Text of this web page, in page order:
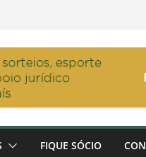
FIQUE SÓCIO